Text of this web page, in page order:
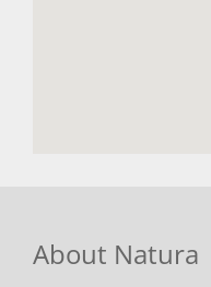
About Natura